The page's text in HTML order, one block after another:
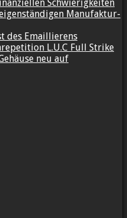
Schwierigkeiten
Manufaktur-
des Emaillierens
L.U.C Full Strike
neu auf